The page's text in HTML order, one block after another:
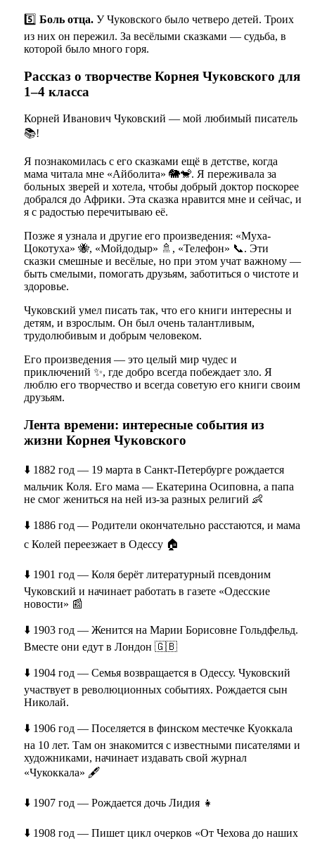
5️⃣ Боль отца.У Чуковского было четверо детей. Троих
из них он пережил. За весёлыми сказками — судьба, в
которой было много горя.
Рассказ о творчестве Корнея Чуковского для
1–4 класса
Корней Иванович Чуковский — мой любимый писатель
📚!
Я познакомилась с его сказками ещё в детстве, когда
мама читала мне «Айболита» 🐘🐒. Я переживала за
больных зверей и хотела, чтобы добрый доктор поскорее
добрался до Африки. Эта сказка нравится мне и сейчас, и
я с радостью перечитываю её.
Позже я узнала и другие его произведения: «Муха-
Цокотуха» 🐝, «Мойдодыр» 🚿, «Телефон» 📞. Эти
сказки смешные и весёлые, но при этом учат важному —
быть смелыми, помогать друзьям, заботиться о чистоте и
здоровье.
Чуковский умел писать так, что его книги интересны и
детям, и взрослым. Он был очень талантливым,
трудолюбивым и добрым человеком.
Его произведения — это целый мир чудес и
приключений ✨, где добро всегда побеждает зло. Я
люблю его творчество и всегда советую его книги своим
друзьям.
Лента времени: интересные события из
жизни Корнея Чуковского
⬇️ 1882 год — 19 марта в Санкт-Петербурге рождается
мальчик Коля. Его мама — Екатерина Осиповна, а папа
не смог жениться на ней из-за разных религий 👶
⬇️ 1886 год — Родители окончательно расстаются, и мама
с Колей переезжает в Одессу 🏠
⬇️ 1901 год — Коля берёт литературный псевдоним
Чуковский и начинает работать в газете «Одесские
новости» 📰
⬇️ 1903 год — Женится на Марии Борисовне Гольдфельд.
Вместе они едут в Лондон 🇬🇧
⬇️ 1904 год — Семья возвращается в Одессу. Чуковский
участвует в революционных событиях. Рождается сын
Николай.
⬇️ 1906 год — Поселяется в финском местечке Куоккала
на 10 лет. Там он знакомится с известными писателями и
художниками, начинает издавать свой журнал
«Чукоккала» 🖋️
⬇️ 1907 год — Рождается дочь Лидия 👧
⬇️ 1908 год — Пишет цикл очерков «От Чехова до наших